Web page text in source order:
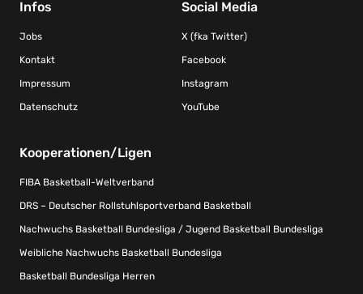
Infos
Jobs
Kontakt
Impressum
Datenschutz
Social Media
X (fka Twitter)
Facebook
Instagram
YouTube
Kooperationen/Ligen
FIBA Basketball-Weltverband
DRS – Deutscher Rollstuhlsportverband Basketball
Nachwuchs Basketball Bundesliga / Jugend Basketball Bundesliga
Weibliche Nachwuchs Basketball Bundesliga
Basketball Bundesliga Herren